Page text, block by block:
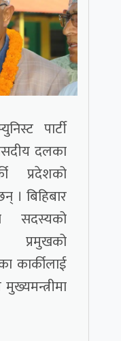
पार्टी
दलका
प्रदेशको
। बिहिबार
प्रमुखको
कार्कीलाई